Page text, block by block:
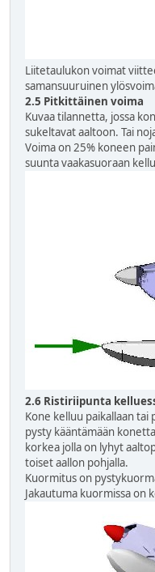
Liitetaulukon voimat
samansuuruinen
2.5 Pitkittäinen voima
Kuvaa tilannetta, jossa
sukeltavat aaltoon. Tai
Voima on 25% koneen
suunta vaakasuoraan
2.6 Ristiriipunta
Kone kelluu paikallaan
pysty kääntämään
korkea jolla on lyhyt
toiset aallon pohjalla.
Kuormitus on
Jakautuma kuormissa on